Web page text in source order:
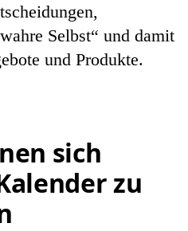
Selbst“ und damit
und Produkte.
sich
zu